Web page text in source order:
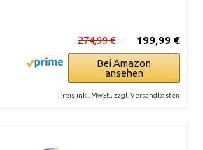
199,99 €
274,99 €
Bei Amazon
ansehen
Preis inkl. MwSt., zzgl. Versandkosten